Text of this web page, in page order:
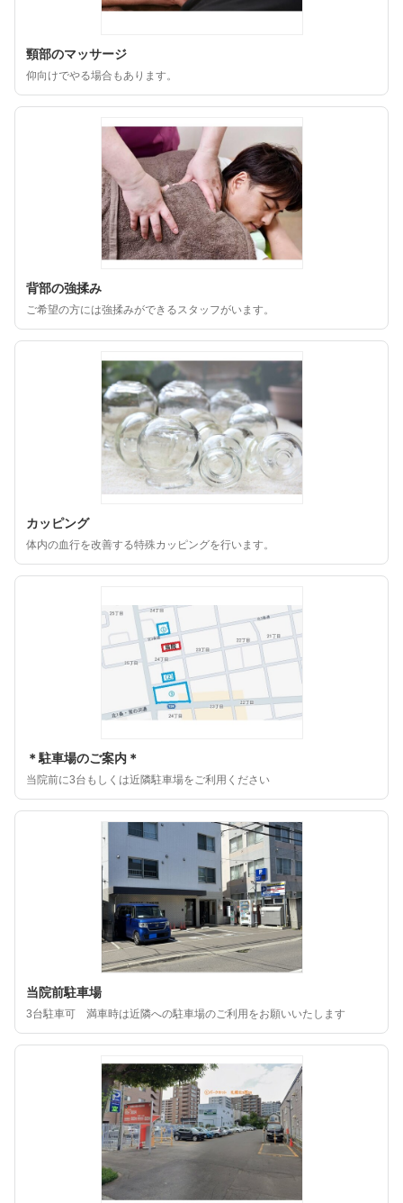
頸部のマッサージ
仰向けでやる場合もあります。
背部の強揉み
ご希望の方には強揉みができるスタッフがいます。
カッピング
体内の血行を改善する特殊カッピングを行います。
＊駐車場のご案内＊
当院前に3台もしくは近隣駐車場をご利用ください
当院前駐車場
3台駐車可 満車時は近隣への駐車場のご利用をお願いいたします